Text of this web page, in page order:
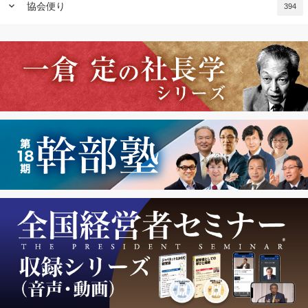
keyboard_arrow_down 協会便り 394